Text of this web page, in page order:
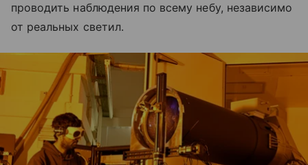
проводить наблюдения по всему небу, независимо
от реальных светил.